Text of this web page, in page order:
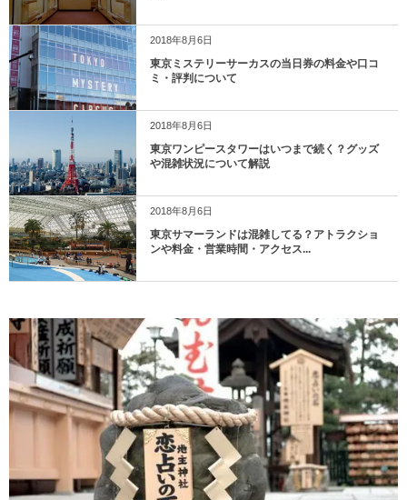
2018年8月6日
東京ミステリーサーカスの当日券の料金や口コ
ミ・評判について
2018年8月6日
東京ワンピースタワーはいつまで続く？グッズ
や混雑状況について解説
2018年8月6日
東京サマーランドは混雑してる？アトラクショ
ンや料金・営業時間・アクセス...